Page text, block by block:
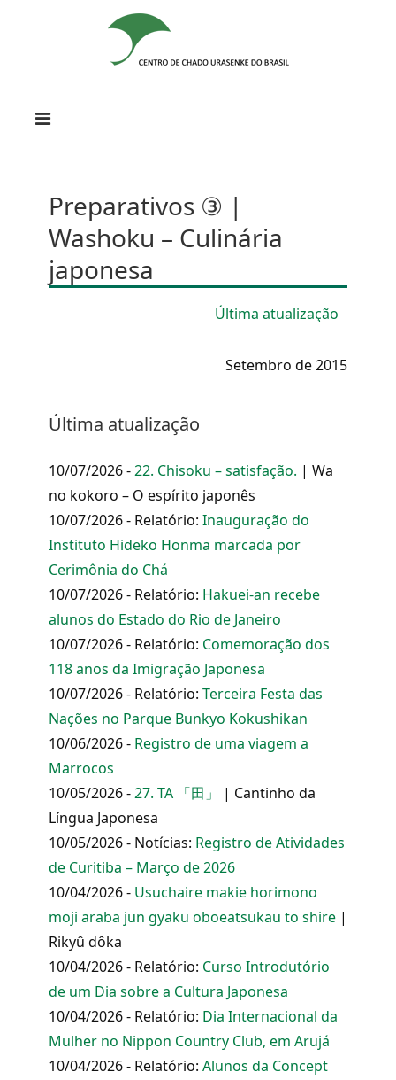
Preparativos ③ |
Washoku – Culinária
japonesa
Última atualização
Setembro de 2015
Última atualização
10/07/2026 -22. Chisoku – satisfação. | Wa
no kokoro – O espírito japonês
10/07/2026 - Relatório: Inauguração do
Instituto Hideko Honma marcada por
Cerimônia do Chá
10/07/2026 - Relatório: Hakuei-an recebe
alunos do Estado do Rio de Janeiro
10/07/2026 - Relatório: Comemoração dos
118 anos da Imigração Japonesa
10/07/2026 - Relatório: Terceira Festa das
Nações no Parque Bunkyo Kokushikan
10/06/2026 - Registro de uma viagem a
Marrocos
10/05/2026 -27. TA 「田」
| Cantinho da
Língua Japonesa
10/05/2026 - Notícias: Registro de Atividades
de Curitiba – Março de 2026
10/04/2026 - Usuchaire makie horimono
moji araba jun gyaku oboeatsukau to shire |
Rikyû dôka
10/04/2026 - Relatório: Curso Introdutório
de um Dia sobre a Cultura Japonesa
10/04/2026 - Relatório: Dia Internacional da
Mulher no Nippon Country Club, em Arujá
10/04/2026 - Relatório: Alunos da Concept